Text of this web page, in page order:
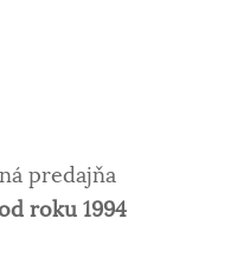
predajňa
roku 1994